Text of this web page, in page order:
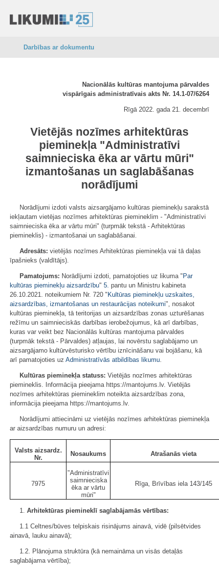
Darbības ar dokumentu
Nacionālās kultūras mantojuma pārvaldes
vispārīgais administratīvais akts Nr. 14.1-07/6264
Rīgā 2022. gada 21. decembrī
Vietējās nozīmes arhitektūras
pieminekļa "Administratīvi
saimnieciska ēka ar vārtu mūri"
izmantošanas un saglabāšanas
norādījumi
Norādījumi izdoti valsts aizsargājamo kultūras pieminekļu sarakstā
iekļautam vietējas nozīmes arhitektūras piemineklim - "Administratīvi
saimnieciska ēka ar vārtu mūri" (turpmāk tekstā - Arhitektūras
piemineklis) - izmantošanai un saglabāšanai.
Adresāts: vietējās nozīmes Arhitektūras pieminekļa vai tā daļas
īpašnieks (valdītājs).
Pamatojums: Norādījumi izdoti, pamatojoties uz likuma " Par
kultūras pieminekļu aizsardzību" 5. pantu un Ministru kabineta
26.10.2021. noteikumiem Nr. 720 " Kultūras pieminekļu uzskaites,
aizsardzības, izmantošanas un restaurācijas noteikumi", nosakot
kultūras pieminekļa, tā teritorijas un aizsardzības zonas uzturēšanas
režīmu un saimnieciskās darbības ierobežojumus, kā arī darbības,
kuras var veikt bez Nacionālās kultūras mantojuma pārvaldes
(turpmāk tekstā - Pārvaldes) atļaujas, lai novērstu saglabājamo un
aizsargājamo kultūrvēsturisko vērtību iznīcināšanu vai bojāšanu, kā
arī pamatojoties uz Administratīvās atbildības likumu.
Kultūras pieminekļa statuss: Vietējās nozīmes arhitektūras
piemineklis. Informācija pieejama https://mantojums.lv. Vietējās
nozīmes arhitektūras piemineklim noteikta aizsardzības zona,
informācija pieejama https://mantojums.lv.
Norādījumi attiecināmi uz vietējās nozīmes arhitektūras pieminekļa
ar aizsardzības numuru un adresi:
Valsts aizsardz.
Nr.
Nosaukums Atrašanās vieta
7975
"Administratīvi
saimnieciska
ēka ar vārtu
mūri"
Rīga, Brīvības iela 143/145
1. Arhitektūras piemineklī saglabājamās vērtības:
1.1 Celtnes/būves telpiskais risinājums ainavā, vidē (pilsētvides
ainavā, lauku ainavā);
1.2. Plānojuma struktūra (kā nemaināma un visās detaļās
saglabājama vērtība);